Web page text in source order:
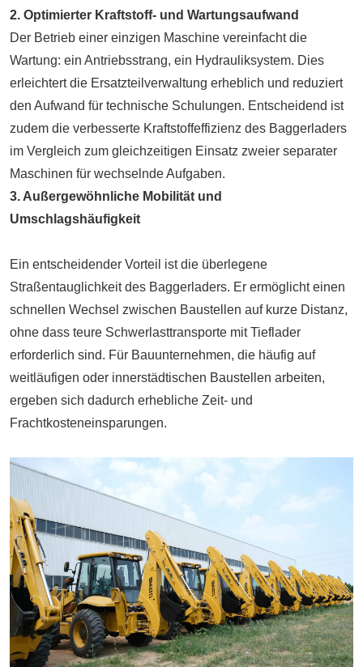
2. Optimierter Kraftstoff- und Wartungsaufwand
Der Betrieb einer einzigen Maschine vereinfacht die
Wartung: ein Antriebsstrang, ein Hydrauliksystem. Dies
erleichtert die Ersatzteilverwaltung erheblich und reduziert
den Aufwand für technische Schulungen. Entscheidend ist
zudem die verbesserte Kraftstoffeffizienz des Baggerladers
im Vergleich zum gleichzeitigen Einsatz zweier separater
Maschinen für wechselnde Aufgaben.
3. Außergewöhnliche Mobilität und
Umschlagshäufigkeit
Ein entscheidender Vorteil ist die überlegene
Straßentauglichkeit des Baggerladers. Er ermöglicht einen
schnellen Wechsel zwischen Baustellen auf kurze Distanz,
ohne dass teure Schwerlasttransporte mit Tieflader
erforderlich sind. Für Bauunternehmen, die häufig auf
weitläufigen oder innerstädtischen Baustellen arbeiten,
ergeben sich dadurch erhebliche Zeit- und
Frachtkosteneinsparungen.